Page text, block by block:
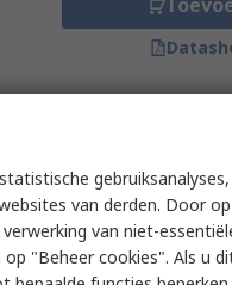
Aantal
gebruiksanalyses,
van derden. Door op
van niet-
"Beheer cookies". Als u